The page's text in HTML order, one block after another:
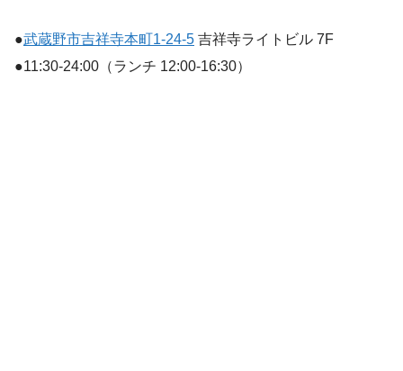
●武蔵野市吉祥寺本町1-24-5 吉祥寺ライトビル 7F
●11:30-24:00（ランチ 12:00-16:30）